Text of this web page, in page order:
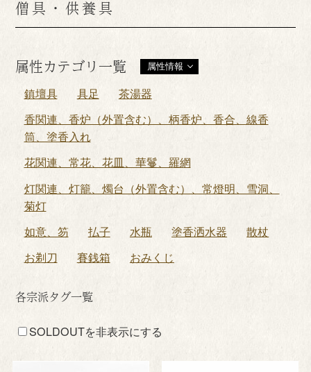
僧具・供養具
属性カテゴリ一覧 属性情報
鎮壇具 具足
茶湯器
香関連、香炉（外置含む）、柄香炉、香合、線香
筒、塗香入れ
花関連、常花、花皿、華鬘、羅網
灯関連、灯籠、燭台（外置含む）、常燈明、雪洞、
菊灯
如意、笏
払子 水瓶 塗香洒水器
散杖
お剃刀
賽銭箱 おみくじ
各宗派タグ一覧
SOLDOUTを非表示にする